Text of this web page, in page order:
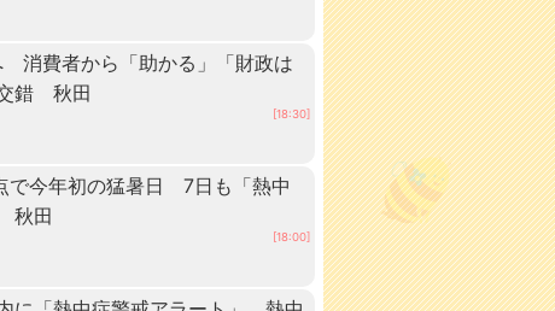
消費者から「助かる」「財政は
錯 秋田
[18:30]
で今年初の猛暑日 7日も「熱中
秋田
[18:00]